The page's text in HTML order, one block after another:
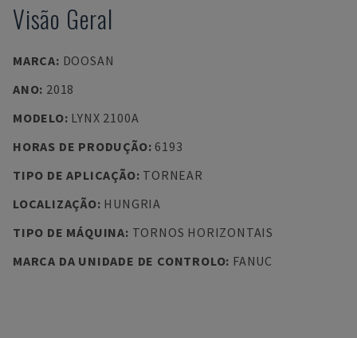
Visão Geral
MARCA: DOOSAN
ANO: 2018
MODELO: LYNX 2100A
HORAS DE PRODUÇÃO: 6193
TIPO DE APLICAÇÃO: TORNEAR
LOCALIZAÇÃO: HUNGRIA
TIPO DE MÁQUINA: TORNOS HORIZONTAIS
MARCA DA UNIDADE DE CONTROLO: FANUC